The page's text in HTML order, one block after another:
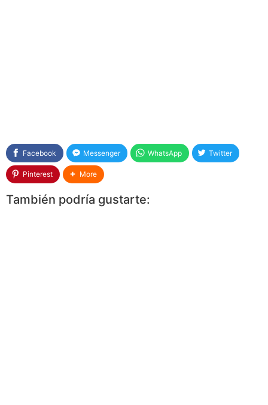
Facebook Messenger WhatsApp Twitter
Pinterest More
También podría gustarte: